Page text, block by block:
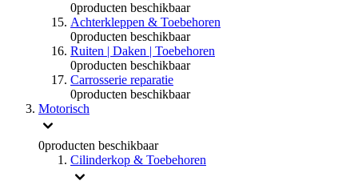
0producten beschikbaar
Achterkleppen & Toebehoren
0producten beschikbaar
Ruiten | Daken | Toebehoren
0producten beschikbaar
Carrosserie reparatie
0producten beschikbaar
Motorisch
0producten beschikbaar
Cilinderkop & Toebehoren